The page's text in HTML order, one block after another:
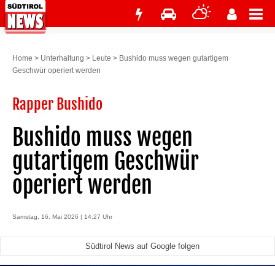
Home > Unterhaltung > Leute > Bushido muss wegen gutartigem
Geschwür operiert werden
Rapper Bushido
Bushido muss wegen
gutartigem Geschwür
operiert werden
Samstag, 16. Mai 2026 | 14:27 Uhr
Südtirol News auf Google folgen